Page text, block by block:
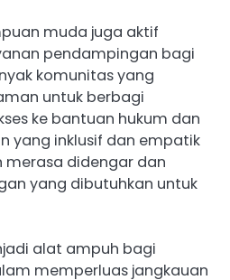
muda juga aktif
pendampingan bagi
komunitas yang
untuk berbagi
ke bantuan hukum dan
yang inklusif dan empatik
didengar dan
yang dibutuhkan untuk
alat ampuh bagi
memperluas jangkauan